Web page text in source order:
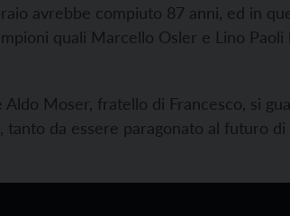
avrebbe compiuto 87 anni, ed in
quali Marcello Osler e Lino
Moser, fratello di Francesco, si
, tanto da essere paragonato al futuro di